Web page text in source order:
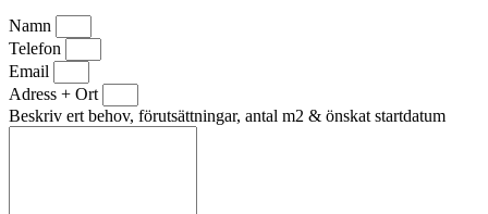
Namn
Telefon
Email
Adress + Ort
Beskriv ert behov, förutsättningar, antal m2 & önskat startdatum